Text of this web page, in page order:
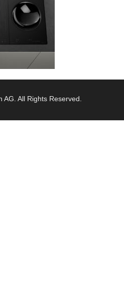
All Rights Reserved.